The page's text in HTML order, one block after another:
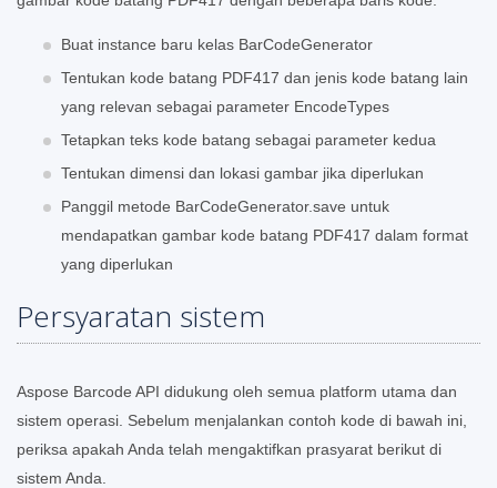
Buat instance baru kelas BarCodeGenerator
Tentukan kode batang PDF417 dan jenis kode batang lain
yang relevan sebagai parameter EncodeTypes
Tetapkan teks kode batang sebagai parameter kedua
Tentukan dimensi dan lokasi gambar jika diperlukan
Panggil metode BarCodeGenerator.save untuk
mendapatkan gambar kode batang PDF417 dalam format
yang diperlukan
Persyaratan sistem
Aspose Barcode API didukung oleh semua platform utama dan
sistem operasi. Sebelum menjalankan contoh kode di bawah ini,
periksa apakah Anda telah mengaktifkan prasyarat berikut di
sistem Anda.